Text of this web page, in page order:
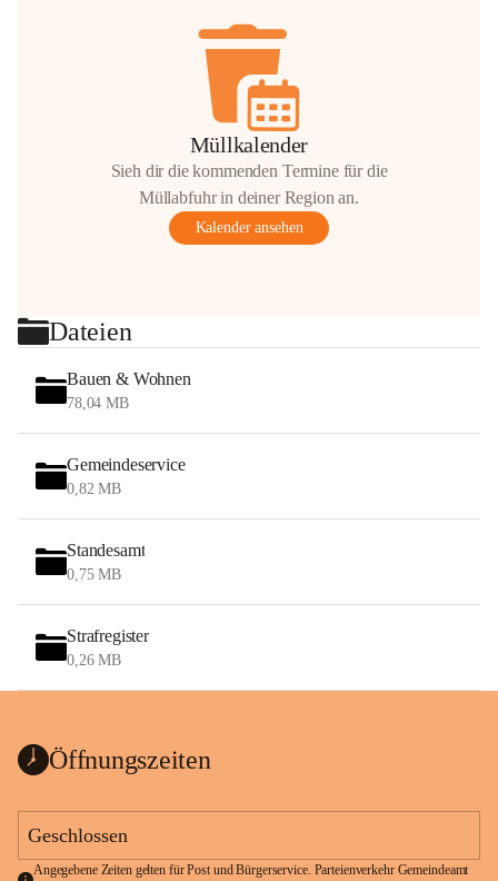
Müllkalender
Sieh dir die kommenden Termine für die
Müllabfuhr in deiner Region an.
Kalender ansehen
Dateien
Bauen & Wohnen
78,04 MB
Gemeindeservice
0,82 MB
Standesamt
0,75 MB
Strafregister
0,26 MB
Öffnungszeiten
Geschlossen
Angegebene Zeiten gelten für Post und Bürgerservice. Parteienverkehr Gemeindeamt